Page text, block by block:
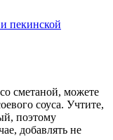
сметаной, можете
соуса. Учтите,
поэтому
добавлять не